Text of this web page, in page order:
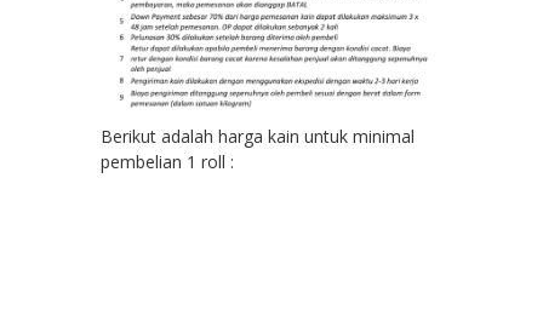
Berikut adalah harga kain untuk minimal
pembelian 1 roll :